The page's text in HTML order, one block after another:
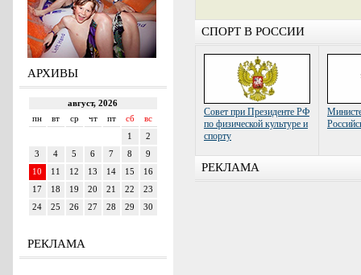
АРХИВЫ
РЕКЛАМА
СПОРТ В РОССИИ
Совет при Президенте РФ
по физической культуре и
спорту
РЕКЛАМА